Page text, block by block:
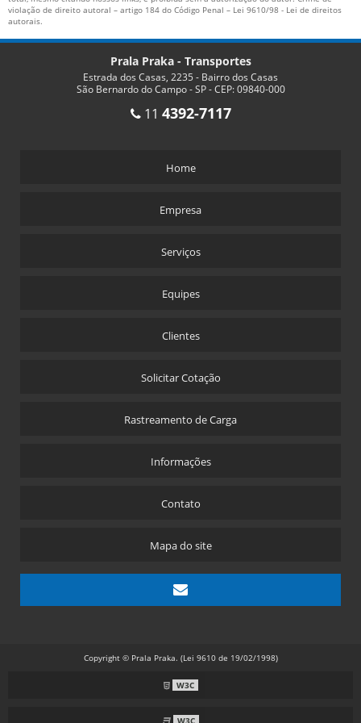
violação de direito autoral – artigo 184 do Código Penal – Lei 9610/98 - Lei de direitos
autorais.
Prala Praka - Transportes
Estrada dos Casas, 2235 - Bairro dos Casas
São Bernardo do Campo - SP - CEP: 09840-000
11 4392-7117
Home
Empresa
Serviços
Equipes
Clientes
Solicitar Cotação
Rastreamento de Carga
Informações
Contato
Mapa do site
Copyright © Prala Praka. (Lei 9610 de 19/02/1998)
W3C
W3C